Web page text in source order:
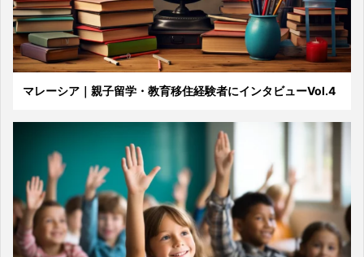
マレーシア｜親子留学・教育移住経験者にインタビューVol.4